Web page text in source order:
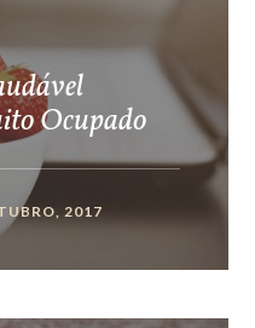
Ocupado
2017